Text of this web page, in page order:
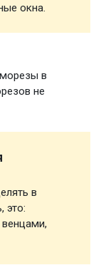
окна.
в
не
в
это: